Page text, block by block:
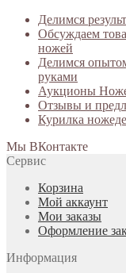
Делимся
Обсуждаем
ножей
Делимся
руками
Аукционы
Отзывы и
Курилка
Мы ВКонтакте
Сервис
Корзина
Мой аккаунт
Мои заказы
Оформление
Информация